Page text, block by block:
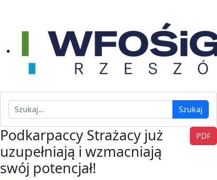
Szukaj Szukaj
PDF
Podkarpaccy Strażacy już
uzupełniają i wzmacniają
swój potencjał!